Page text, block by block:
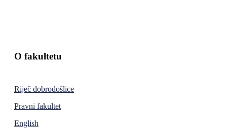
O fakultetu
Riječ dobrodošlice
Pravni fakultet
English